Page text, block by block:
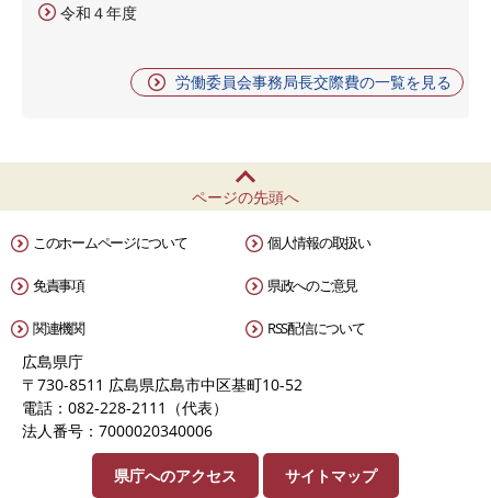
令和４年度
労働委員会事務局長交際費の一覧を見る
ページの先頭へ
このホームページについて 個人情報の取扱い
免責事項 県政へのご意見
関連機関 RSS配信について
広島県庁
〒730-8511 広島県広島市中区基町10-52
電話：082-228-2111（代表）
法人番号：7000020340006
県庁へのアクセス サイトマップ